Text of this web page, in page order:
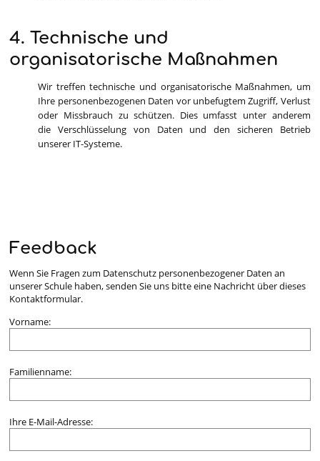
4. Technische und
organisatorische Maßnahmen
Wir treffen technische und organisatorische Maßnahmen, um
Ihre personenbezogenen Daten vor unbefugtem Zugriff, Verlust
oder Missbrauch zu schützen. Dies umfasst unter anderem
die Verschlüsselung von Daten und den sicheren Betrieb
unserer IT-Systeme.
Feedback
Wenn Sie Fragen zum Datenschutz personenbezogener Daten an
unserer Schule haben, senden Sie uns bitte eine Nachricht über dieses
Kontaktformular.
Vorname:
Familienname:
Ihre E-Mail-Adresse: